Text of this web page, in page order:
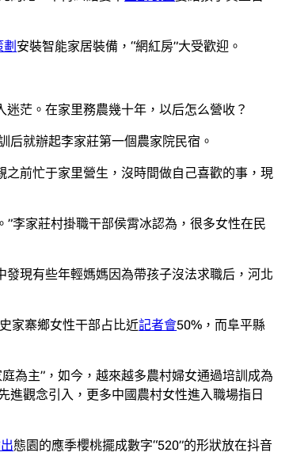
安裝智能家居裝備，“網紅房”大受歡迎。
茫。在家里務農幾十年，以后怎么營收？
后就辦起李家莊第一個農家院民宿。
前忙于家里營生，沒時間做自己喜歡的事，現
”李家莊村掛職干部侯霄冰認為，很多女性在民
發現有些年輕媽媽因為帶孩子沒法求職后，河北
家寨鄉女性干部占比近記者會50%，而阜平縣
為主”，如今，越來越多農村婦女通過培訓成為
進觀念引入，更多中國農村女性進入職場指日
態園的應季櫻桃擺成數字“520”的形狀放在抖音